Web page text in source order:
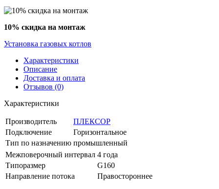
10% скидка на монтаж
Установка газовых котлов
Характеристики
Описание
Доставка и оплата
Отзывов (0)
Характеристики
Производитель
ПЛЕКСОР
Подключение
Горизонтальное
Тип по назначению промышленный
Межповерочный интервал 4 года
Типоразмер
G160
Направление потока
Правостороннее